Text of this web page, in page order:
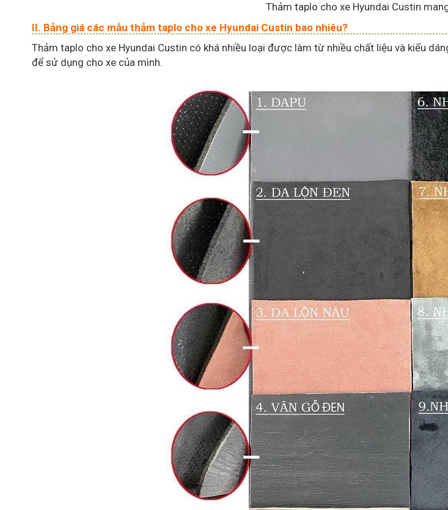
Thảm taplo cho xe Hyundai Custin
II. Bảng giá các mẫu thảm taplo cho xe Hyundai Custin bao nhiêu?
Thảm taplo cho xe Hyundai Custin có khá nhiều loại được làm từ nhiều chất liệu và kiểu
để sử dụng cho xe của mình.